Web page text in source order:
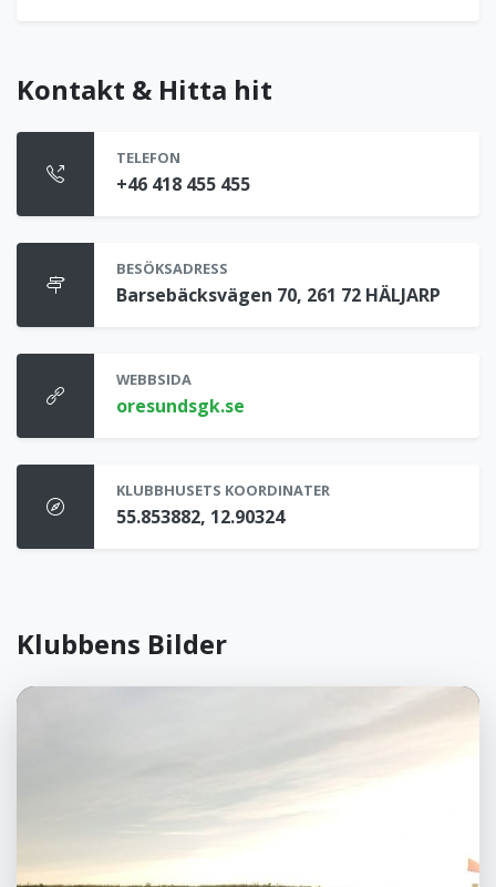
Kontakt & Hitta hit
TELEFON
+46 418 455 455
BESÖKSADRESS
Barsebäcksvägen 70, 261 72 HÄLJARP
WEBBSIDA
oresundsgk.se
KLUBBHUSETS KOORDINATER
55.853882, 12.90324
Klubbens Bilder